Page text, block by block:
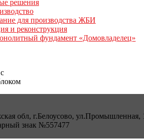
решения
для производства ЖБИ
и реконструкция
фундамент «Домовладелец»
обл, г.Белоусово, ул.Промышленная,
знак №557477